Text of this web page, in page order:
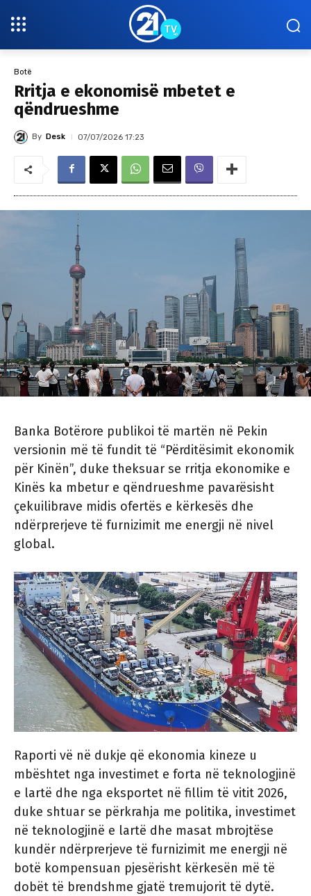
Botë
Rritja e ekonomisë mbetet e
qëndrueshme
By Desk 07/07/2026 17:23
Banka Botërore publikoi të martën në Pekin
versionin më të fundit të “Përditësimit ekonomik
për Kinën”, duke theksuar se rritja ekonomike e
Kinës ka mbetur e qëndrueshme pavarësisht
çekuilibrave midis ofertës e kërkesës dhe
ndërprerjeve të furnizimit me energji në nivel
global.
Raporti vë në dukje që ekonomia kineze u
mbështet nga investimet e forta në teknologjinë
e lartë dhe nga eksportet në fillim të vitit 2026,
duke shtuar se përkrahja me politika, investimet
në teknologjinë e lartë dhe masat mbrojtëse
kundër ndërprerjeve të furnizimit me energji në
botë kompensuan pjesërisht kërkesën më të
dobët të brendshme gjatë tremujorit të dytë.